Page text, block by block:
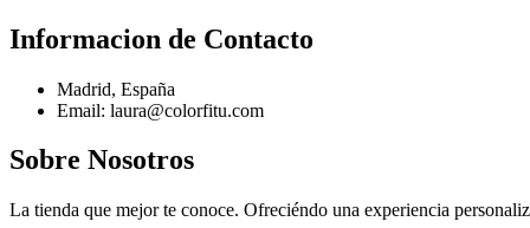
Informacion de Contacto
Madrid, España
Email: laura@colorfitu.com
Sobre Nosotros
La tienda que mejor te conoce. Ofreciéndo una experiencia